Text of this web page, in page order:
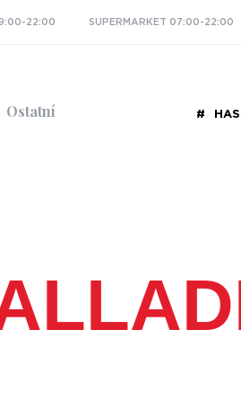
22:00 SUPERMARKET 07:00-22:00
Ostatní